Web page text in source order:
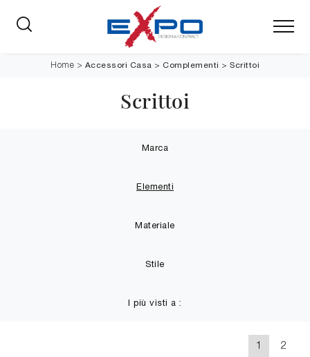
Home > Accessori Casa > Complementi > Scrittoi
Scrittoi
Marca
Elementi
Materiale
Stile
I più visti a :
1 2